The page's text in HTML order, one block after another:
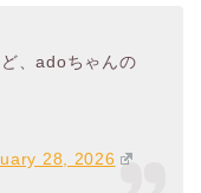
、adoちゃんの
28, 2026